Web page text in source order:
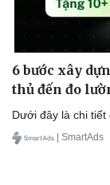
Cây thuốc
Sản phụ khoa
Nhi khoa
Nam khoa
Làm đẹp - giảm
Phòng mạch
6 bước xây
thủ đến đo
Dưới đây là chi tiết
| SmartAds